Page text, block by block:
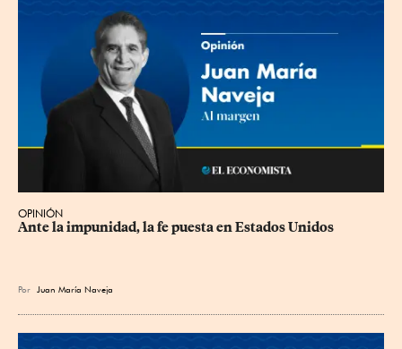
OPINIÓN
Ante la impunidad, la fe puesta en Estados Unidos
Por Juan María Naveja